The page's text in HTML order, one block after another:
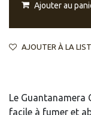
Ajouter au
AJOUTER À LA
Le Guantanamera
facile à fumer et